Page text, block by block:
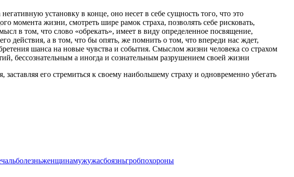
установку в конце, оно несет в себе сущность того, что это
момента жизни, смотреть шире рамок страха, позволять себе рисковать,
в том, что слово «обрекать», имеет в виду определенное посвящение,
действия, а в том, что бы опять, же помнить о том, что впереди нас ждет,
шанса на новые чувства и события. Cмыслом жизни человека со страхом
бессознательным а иногда и сознательным разрушением своей жизни
его стремиться к своему наибольшему страху и одновременно убегать
болезньженщинамужужасбоязньгробпохороны